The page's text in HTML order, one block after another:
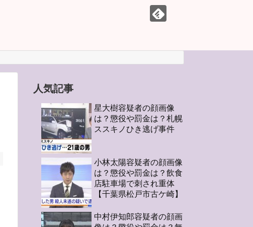
人気記事
星大樹容疑者の顔画像
は？懲役や罰金は？札幌
ススキノひき逃げ事件
小林太陽容疑者の顔画像
は？懲役や罰金は？飲食
店駐車場で刺され重体
【千葉県松戸市古ケ崎】
中村伊知郎容疑者の顔画